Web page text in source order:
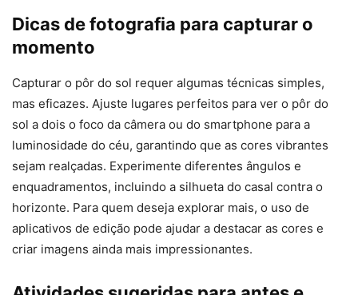
Dicas de fotografia para capturar o
momento
Capturar o pôr do sol requer algumas técnicas simples,
mas eficazes. Ajuste lugares perfeitos para ver o pôr do
sol a dois o foco da câmera ou do smartphone para a
luminosidade do céu, garantindo que as cores vibrantes
sejam realçadas. Experimente diferentes ângulos e
enquadramentos, incluindo a silhueta do casal contra o
horizonte. Para quem deseja explorar mais, o uso de
aplicativos de edição pode ajudar a destacar as cores e
criar imagens ainda mais impressionantes.